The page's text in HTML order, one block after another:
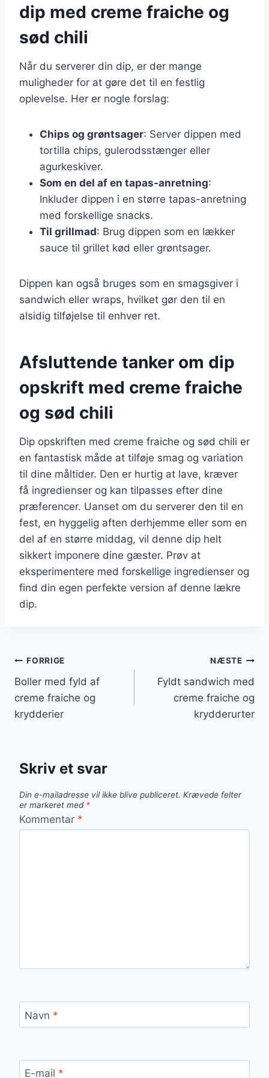
dip med creme fraiche og
sød chili
Når du serverer din dip, er der mange
muligheder for at gøre det til en festlig
oplevelse. Her er nogle forslag:
Chips og grøntsager: Server dippen med
tortilla chips, gulerodsstænger eller
agurkeskiver.
Som en del af en tapas-anretning:
Inkluder dippen i en større tapas-anretning
med forskellige snacks.
Til grillmad: Brug dippen som en lækker
sauce til grillet kød eller grøntsager.
Dippen kan også bruges som en smagsgiver i
sandwich eller wraps, hvilket gør den til en
alsidig tilføjelse til enhver ret.
Afsluttende tanker om dip
opskrift med creme fraiche
og sød chili
Dip opskriften med creme fraiche og sød chili er
en fantastisk måde at tilføje smag og variation
til dine måltider. Den er hurtig at lave, kræver
få ingredienser og kan tilpasses efter dine
præferencer. Uanset om du serverer den til en
fest, en hyggelig aften derhjemme eller som en
del af en større middag, vil denne dip helt
sikkert imponere dine gæster. Prøv at
eksperimentere med forskellige ingredienser og
find din egen perfekte version af denne lækre
dip.
Indlægsnavigation
FORRIGE
Boller med fyld af
creme fraiche og
krydderier
NÆSTE
Fyldt sandwich med
creme fraiche og
krydderurter
Skriv et svar
Din e-mailadresse vil ikke blive publiceret. Krævede felter
er markeret med *
Kommentar *
Navn *
E-mail *